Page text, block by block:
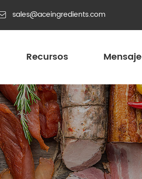
sales@aceingredients.com
Recursos Mensaje